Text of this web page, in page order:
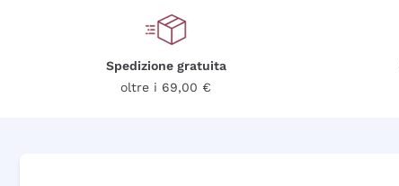
Spedizione gratuita
oltre i 69,00 €